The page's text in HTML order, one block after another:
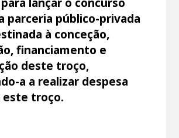
parceria público-privada
à conceção,
financiamento e
deste troço,
a a realizar despesa
este troço.